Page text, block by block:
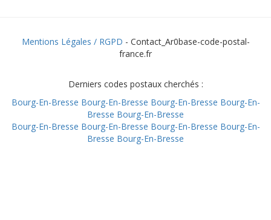
Mentions Légales / RGPD - Contact_Ar0base-code-postal-
france.fr
Derniers codes postaux cherchés :
Bourg-En-Bresse Bourg-En-Bresse Bourg-En-Bresse Bourg-En-
Bresse Bourg-En-Bresse
Bourg-En-Bresse Bourg-En-Bresse Bourg-En-Bresse Bourg-En-
Bresse Bourg-En-Bresse